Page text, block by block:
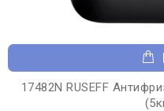
17482N RUSEFF